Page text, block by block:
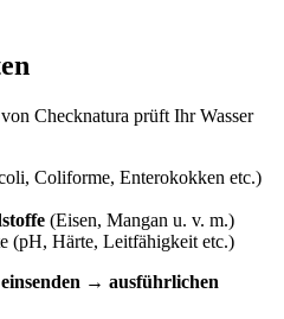
von Checknatura prüft Ihr Wasser
Coliforme, Enterokokken etc.)
(Eisen, Mangan u. v. m.)
(pH, Härte, Leitfähigkeit etc.)
→ ausführlichen